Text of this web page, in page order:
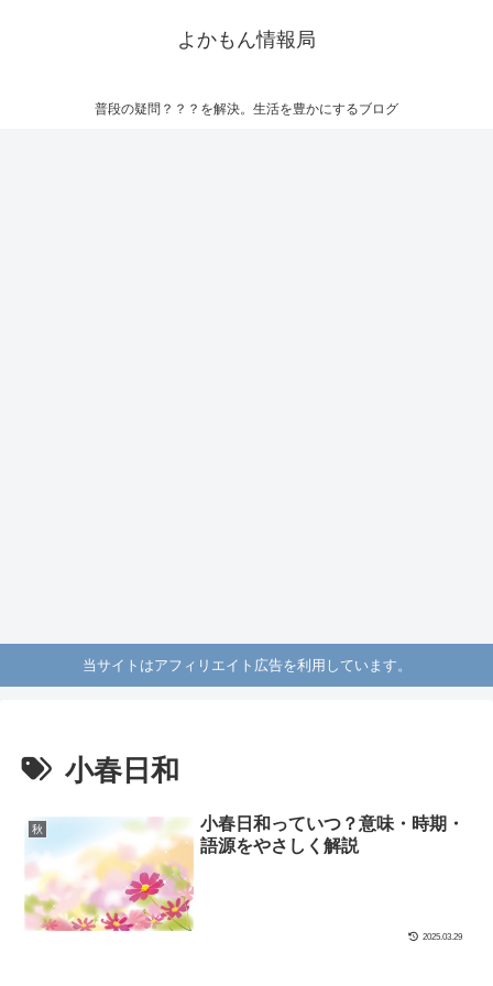
よかもん情報局
普段の疑問？？？を解決。生活を豊かにするブログ
当サイトはアフィリエイト広告を利用しています。
小春日和
秋
小春日和っていつ？意味・時期・
語源をやさしく解説
2025.03.29